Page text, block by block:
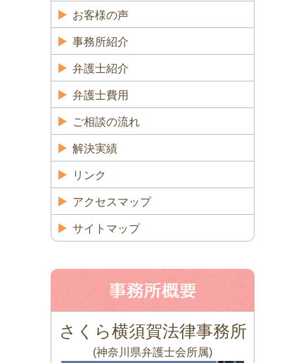
お客様の声
事務所紹介
弁護士紹介
弁護士費用
ご相談の流れ
解決実績
リンク
アクセスマップ
サイトマップ
さくら横須賀法律事務所
(神奈川県弁護士会所属)